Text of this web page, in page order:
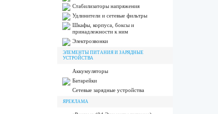
Стабилизаторы напряжения
Удлинители и сетевые фильтры
Шкафы, корпуса, боксы и
принадлежности к ним
Электрозвонки
ЭЛЕМЕНТЫ ПИТАНИЯ И ЗАРЯДНЫЕ
УСТРОЙСТВА
Аккумуляторы
Батарейки
Сетевые зарядные устройства
ЯРЕКЛАМА